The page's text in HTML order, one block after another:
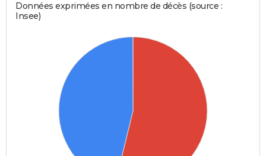
Données exprimées en nombre de décès (source :
Insee)